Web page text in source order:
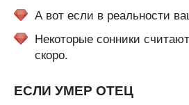
А вот если в реальности
Некоторые сонники
скоро.
ЕСЛИ УМЕР ОТЕЦ